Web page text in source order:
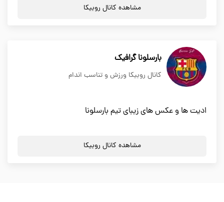
مشاهده کانال روبیکا
بارسلونا گرافیک
کانال روبیکا ورزش و تناسب اندام
ادیت ها و عکس های زیبای تیم بارسلونا
مشاهده کانال روبیکا